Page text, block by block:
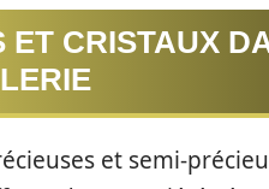
ET CRISTAUX
et semi-